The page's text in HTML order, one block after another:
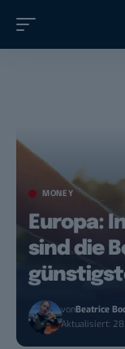
MONEY
Europa:
sind die
vonBeatrice
Aktualisiert: